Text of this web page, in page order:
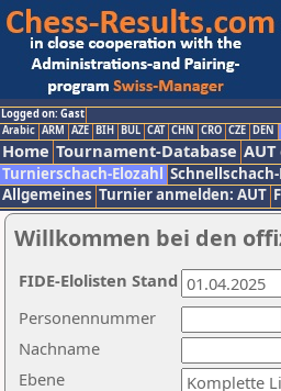
Logged on: Gast
Arabic ARM AZE BIH BUL CAT CHN CRO CZE DEN
Home Tournament-Database
Turnierschach-Elozahl
Allgemeines Turnier anmelden: AUT
Willkommen bei den
Nachname
Ebene
Personennummer
FIDE-Elolisten Stand